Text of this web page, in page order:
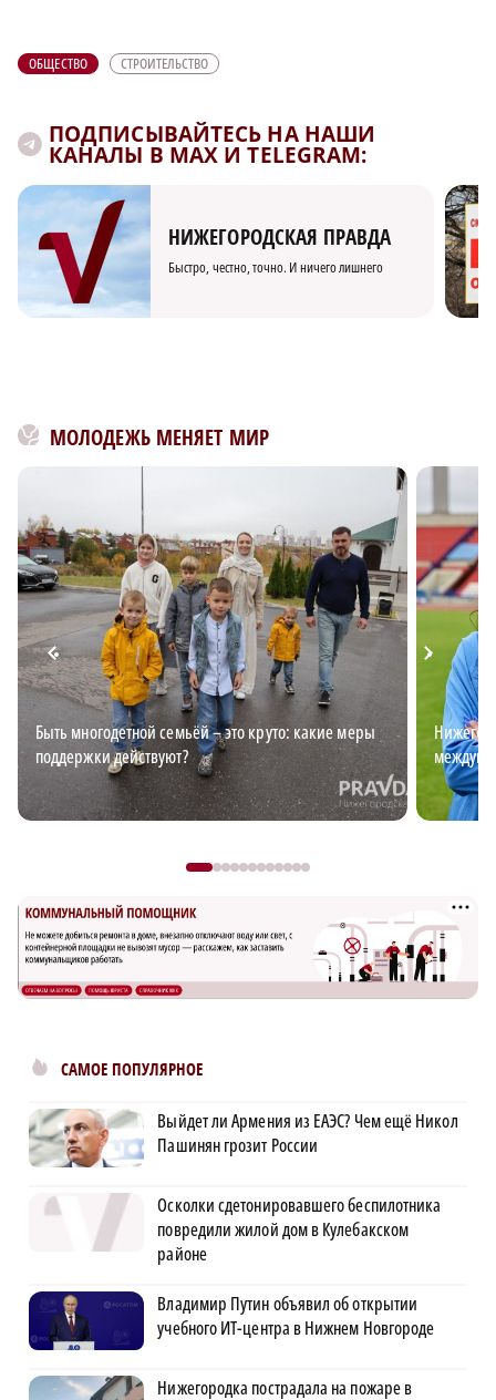
ОБЩЕСТВО СТРОИТЕЛЬСТВО
ПОДПИСЫВАЙТЕСЬ НА НАШИ
КАНАЛЫ В MAX И TELEGRAM:
НИЖЕГОРОДСКАЯ ПРАВДА
Быстро, честно, точно. И ничего лишнего
МОЛОДЕЖЬ МЕНЯЕТ МИР
Быть многодетной семьёй – это круто: какие меры
поддержки действуют?
САМОЕ ПОПУЛЯРНОЕ
Выйдет ли Армения из ЕАЭС? Чем ещё Никол
Пашинян грозит России
Осколки сдетонировавшего беспилотника
повредили жилой дом в Кулебакском
районе
Владимир Путин объявил об открытии
учебного ИТ-центра в Нижнем Новгороде
Нижегородка пострадала на пожаре в